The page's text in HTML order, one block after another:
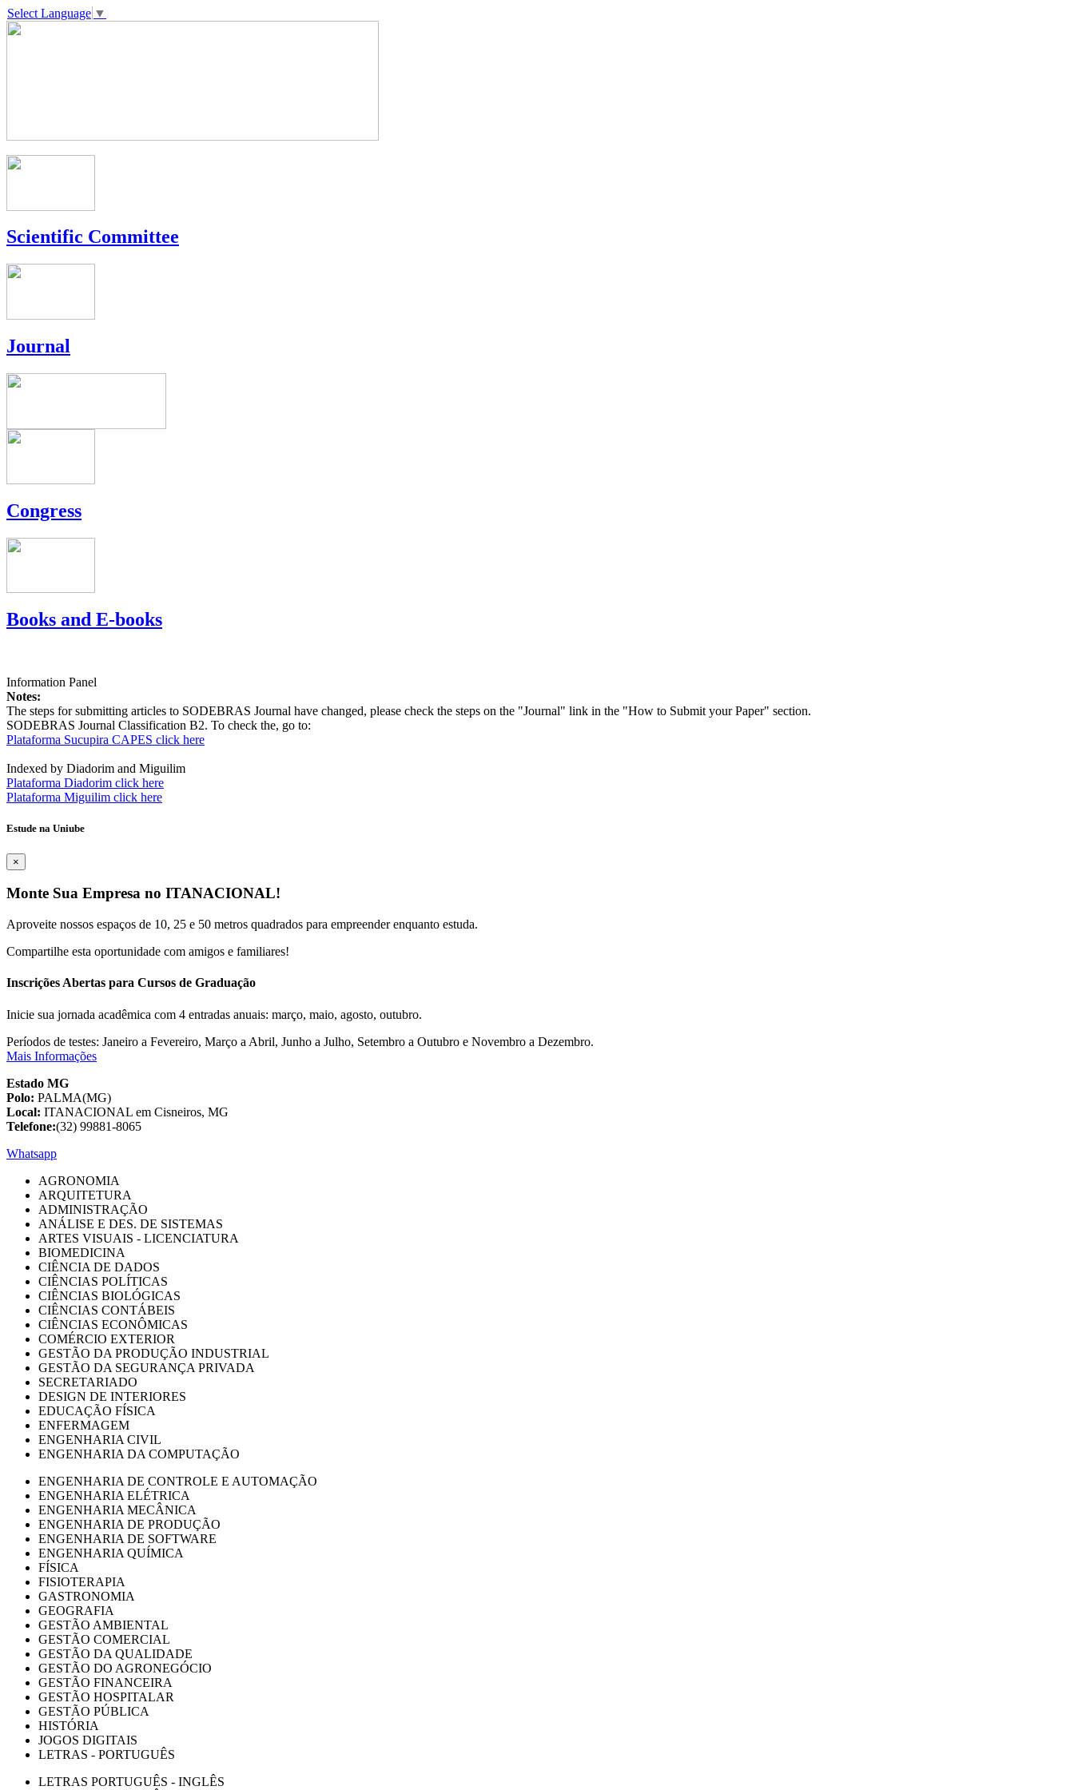
Select Language ▼
Scientific Committee
Journal
Congress
Books and E-books
Information Panel
Notes:
The steps for submitting articles to SODEBRAS Journal have changed, please check the steps on the "Journal" link in the "How to Submit your Paper" section.
SODEBRAS Journal Classification B2. To check the, go to:
Plataforma Sucupira CAPES click here
Indexed by Diadorim and Miguilim
Plataforma Diadorim click here
Plataforma Miguilim click here
Estude na Uniube
×
Monte Sua Empresa no ITANACIONAL!
Aproveite nossos espaços de 10, 25 e 50 metros quadrados para empreender enquanto estuda.
Compartilhe esta oportunidade com amigos e familiares!
Inscrições Abertas para Cursos de Graduação
Inicie sua jornada acadêmica com 4 entradas anuais: março, maio, agosto, outubro.
Períodos de testes: Janeiro a Fevereiro, Março a Abril, Junho a Julho, Setembro a Outubro e Novembro a Dezembro.
Mais Informações
Estado MG
Polo: PALMA(MG)
Local: ITANACIONAL em Cisneiros, MG
Telefone:(32) 99881-8065
Whatsapp
AGRONOMIA
ARQUITETURA
ADMINISTRAÇÃO
ANÁLISE E DES. DE SISTEMAS
ARTES VISUAIS - LICENCIATURA
BIOMEDICINA
CIÊNCIA DE DADOS
CIÊNCIAS POLÍTICAS
CIÊNCIAS BIOLÓGICAS
CIÊNCIAS CONTÁBEIS
CIÊNCIAS ECONÔMICAS
COMÉRCIO EXTERIOR
GESTÃO DA PRODUÇÃO INDUSTRIAL
GESTÃO DA SEGURANÇA PRIVADA
SECRETARIADO
DESIGN DE INTERIORES
EDUCAÇÃO FÍSICA
ENFERMAGEM
ENGENHARIA CIVIL
ENGENHARIA DA COMPUTAÇÃO
ENGENHARIA DE CONTROLE E AUTOMAÇÃO
ENGENHARIA ELÉTRICA
ENGENHARIA MECÂNICA
ENGENHARIA DE PRODUÇÃO
ENGENHARIA DE SOFTWARE
ENGENHARIA QUÍMICA
FÍSICA
FISIOTERAPIA
GASTRONOMIA
GEOGRAFIA
GESTÃO AMBIENTAL
GESTÃO COMERCIAL
GESTÃO DA QUALIDADE
GESTÃO DO AGRONEGÓCIO
GESTÃO FINANCEIRA
GESTÃO HOSPITALAR
GESTÃO PÚBLICA
HISTÓRIA
JOGOS DIGITAIS
LETRAS - PORTUGUÊS
LETRAS PORTUGUÊS - INGLÊS